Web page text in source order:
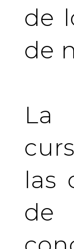
de
de
La
las
de